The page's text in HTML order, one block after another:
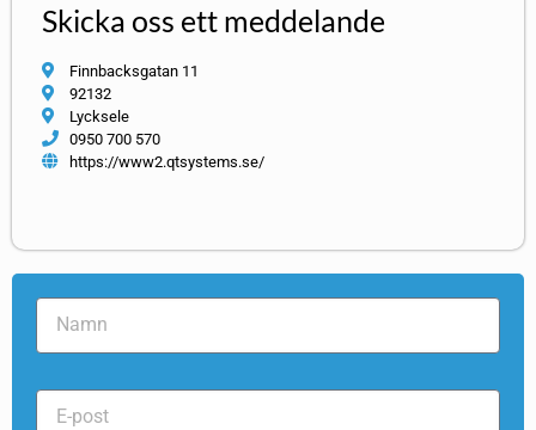
Skicka oss ett meddelande
Finnbacksgatan 11
92132
Lycksele
0950 700 570
https://www2.qtsystems.se/